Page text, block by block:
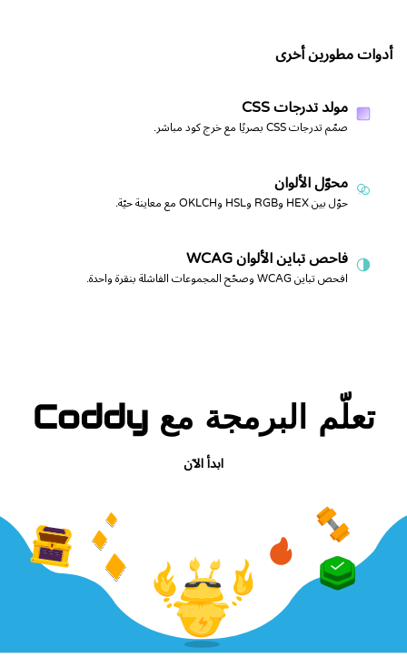
أدوات مطورين أخرى
مولد تدرجات CSS
صمّم تدرجات CSS بصريًا مع خرج كود مباشر.
محوّل الألوان
حوّل بين HEX وRGB وHSL وOKLCH مع معاينة حيّة.
فاحص تباين الألوان WCAG
افحص تباين WCAG وصحّح المجموعات الفاشلة بنقرة واحدة.
تعلّم البرمجة مع Coddy
ابدأ الآن